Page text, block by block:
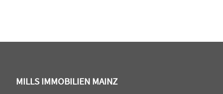
MILLS IMMOBILIEN MAINZ